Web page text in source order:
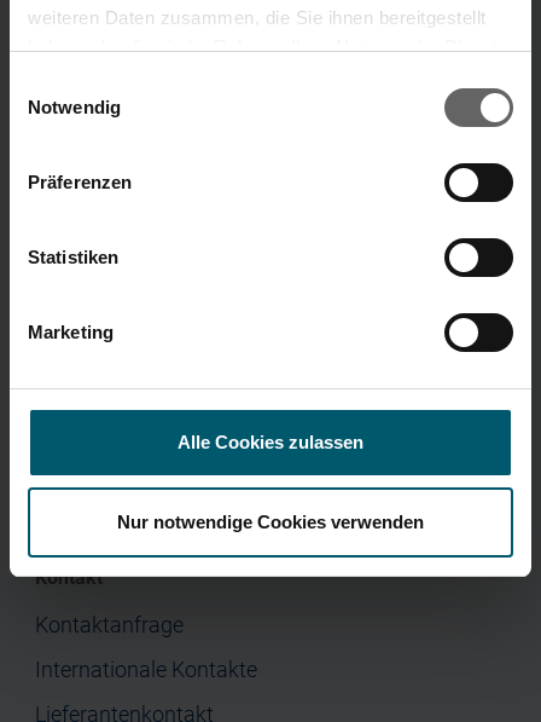
weiteren Daten zusammen, die Sie ihnen bereitgestellt
haben oder die sie im Rahmen Ihrer Nutzung der Dienste
Cookies, wenn Sie unsere Webseite weiterhin nutzen.
Notwendig
Präferenzen
Statistiken
Marketing
Alle Cookies zulassen
Nur notwendige Cookies verwenden
Home
Investor Relations
Jobs & Karriere
Kontakt
Kontaktanfrage
Internationale Kontakte
Lieferantenkontakt
Suchvorschläge